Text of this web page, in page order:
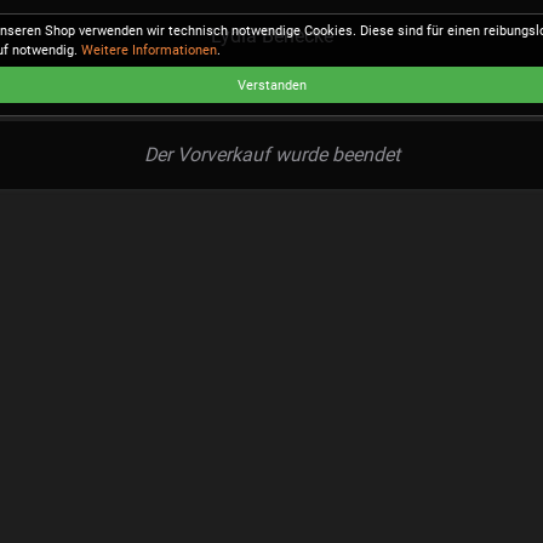
Lydia Benecke
Der Vorverkauf wurde beendet
Shop verwenden wir technisch notwendige Cookies. Diese sind für einen
notwendig. Weitere Informationen.
Verstanden